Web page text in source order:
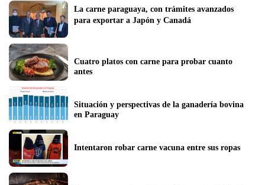
La carne paraguaya, con trámites avanzados
Cuatro platos con carne para probar cuanto
antes
Situación y perspectivas de la ganadería bovina
en Paraguay
Intentaron robar carne vacuna entre sus ropas